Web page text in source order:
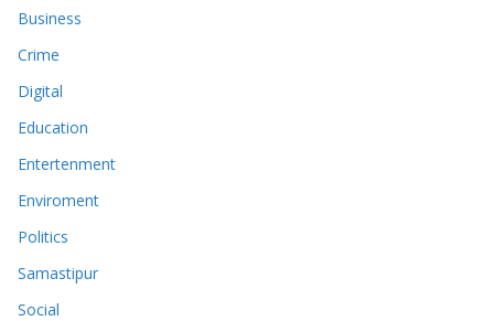
Business
Crime
Digital
Education
Entertenment
Enviroment
Politics
Samastipur
Social